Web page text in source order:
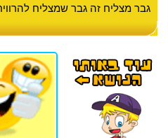
גבר מצליח זה גבר שמצליח